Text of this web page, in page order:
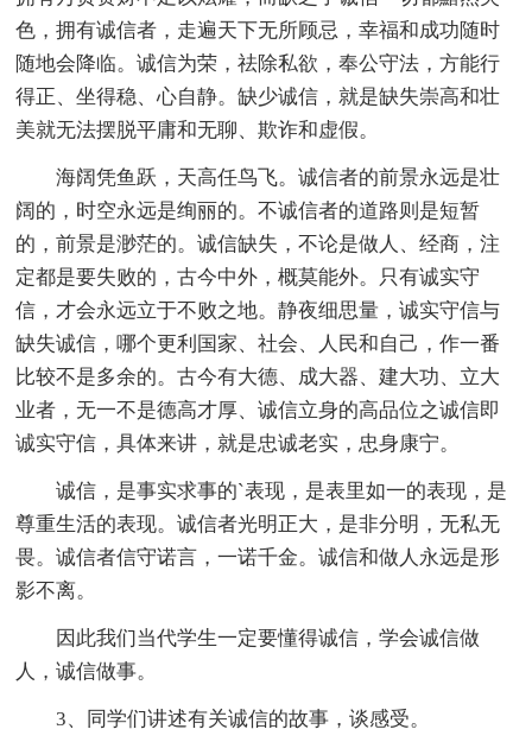
色，拥有诚信者，走遍天下无所顾忌，幸福和成功随时
随地会降临。诚信为荣，祛除私欲，奉公守法，方能行
得正、坐得稳、心自静。缺少诚信，就是缺失崇高和壮
美就无法摆脱平庸和无聊、欺诈和虚假。
海阔凭鱼跃，天高任鸟飞。诚信者的前景永远是壮
阔的，时空永远是绚丽的。不诚信者的道路则是短暂
的，前景是渺茫的。诚信缺失，不论是做人、经商，注
定都是要失败的，古今中外，概莫能外。只有诚实守
信，才会永远立于不败之地。静夜细思量，诚实守信与
缺失诚信，哪个更利国家、社会、人民和自己，作一番
比较不是多余的。古今有大德、成大器、建大功、立大
业者，无一不是德高才厚、诚信立身的高品位之诚信即
诚实守信，具体来讲，就是忠诚老实，忠身康宁。
诚信，是事实求事的`表现，是表里如一的表现，是
尊重生活的表现。诚信者光明正大，是非分明，无私无
畏。诚信者信守诺言，一诺千金。诚信和做人永远是形
影不离。
因此我们当代学生一定要懂得诚信，学会诚信做
人，诚信做事。
3、同学们讲述有关诚信的故事，谈感受。